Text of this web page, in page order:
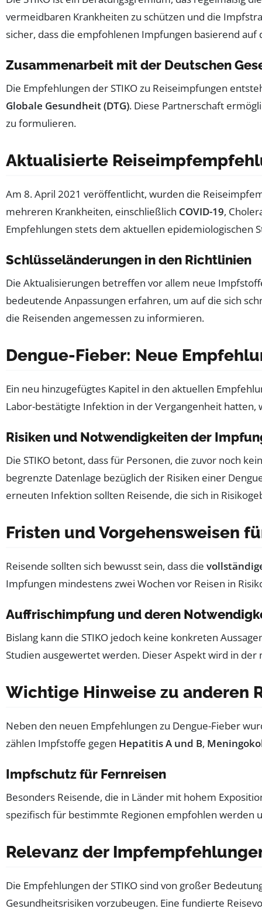
vermeidbaren Krankheiten zu schützen und die
sicher, dass die empfohlenen Impfungen basierend
Zusammenarbeit mit der Deutschen
Die Empfehlungen der STIKO zu Reiseimpfungen
Globale Gesundheit (DTG). Diese Partnerschaft
zu formulieren.
Aktualisierte
Am 8. April 2021 veröffentlicht, wurden die
mehreren Krankheiten, einschließlich COVID-19,
Empfehlungen stets dem aktuellen epidemiologischen
Schlüsseländerungen in den Richtlinien
Die Aktualisierungen betreffen vor allem neue
bedeutende Anpassungen erfahren, um auf die sich
die Reisenden angemessen zu informieren.
Dengue-Fieber: Neue
Ein neu hinzugefügtes Kapitel in den aktuellen
Labor-bestätigte Infektion in der Vergangenheit
Risiken und Notwendigkeiten der
Die STIKO betont, dass für Personen, die zuvor noch
begrenzte Datenlage bezüglich der Risiken einer
erneuten Infektion sollten Reisende, die sich in
Fristen und Vorgehensweisen
Reisende sollten sich bewusst sein, dass die
Impfungen mindestens zwei Wochen vor Reisen in
Auffrischimpfung und deren
Bislang kann die STIKO jedoch keine konkreten
Studien ausgewertet werden. Dieser Aspekt wird in
Wichtige Hinweise zu anderen
Neben den neuen Empfehlungen zu Dengue-Fieber
zählen Impfstoffe gegen Hepatitis A und B,
Impfschutz für Fernreisen
Besonders Reisende, die in Länder mit hohem
spezifisch für bestimmte Regionen empfohlen werden
Relevanz der
Die Empfehlungen der STIKO sind von großer
Gesundheitsrisiken vorzubeugen. Eine fundierte